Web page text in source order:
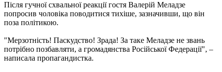
Після гучної схвальної реакції гостя Валерій Меладзе
попросив чоловіка поводитися тихіше, зазначивши, що він
поза політикою.
"Мерзотність! Паскудство! Зрада! За таке Меладзе не звань
потрібно позбавляти, а громадянства Російської Федерації", –
написала пропагандистка.